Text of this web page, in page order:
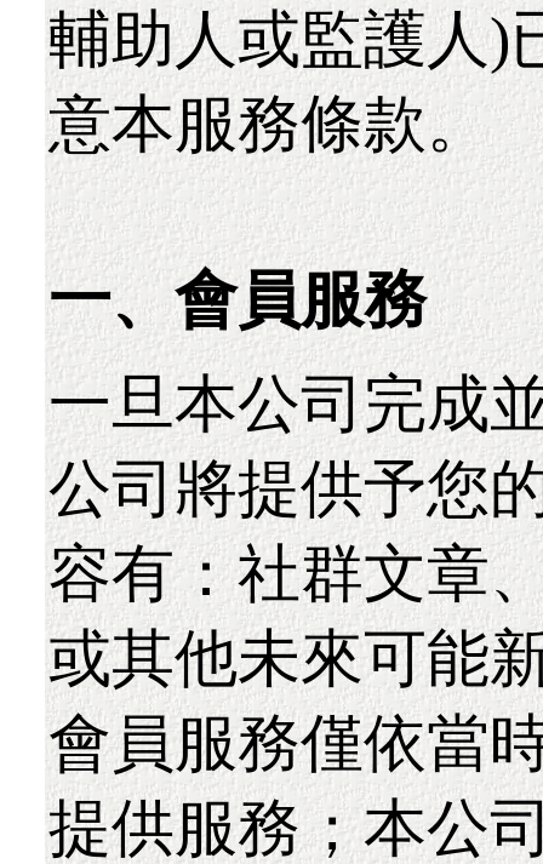
輔助人或監護人)
意本服務條款。
一、會員服務
一旦本公司完成
公司將提供予您
容有：社群文章
或其他未來可能
會員服務僅依當
提供服務；本公